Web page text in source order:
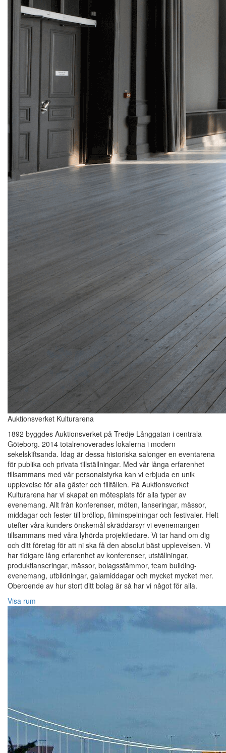
Auktionsverket Kulturarena
1892 byggdes Auktionsverket på Tredje Långgatan i centrala
Göteborg. 2014 totalrenoverades lokalerna i modern
sekelskiftsanda. Idag är dessa historiska salonger en eventarena
för publika och privata tillställningar. Med vår långa erfarenhet
tillsammans med vår personalstyrka kan vi erbjuda en unik
upplevelse för alla gäster och tillfällen. På Auktionsverket
Kulturarena har vi skapat en mötesplats för alla typer av
evenemang. Allt från konferenser, möten, lanseringar, mässor,
middagar och fester till bröllop, filminspelningar och festivaler. Helt
utefter våra kunders önskemål skräddarsyr vi evenemangen
tillsammans med våra lyhörda projektledare. Vi tar hand om dig
och ditt företag för att ni ska få den absolut bäst upplevelsen. Vi
har tidigare lång erfarenhet av konferenser, utställningar,
produktlanseringar, mässor, bolagsstämmor, team building-
evenemang, utbildningar, galamiddagar och mycket mycket mer.
Oberoende av hur stort ditt bolag är så har vi något för alla.
Visa rum